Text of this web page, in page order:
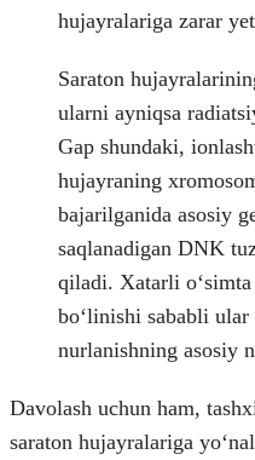
hujayralariga zarar
Saraton
ularni ayniqsa
Gap shundaki,
hujayraning
bajarilganida asosiy
saqlanadigan DNK
qiladi. Xatarli
boʻlinishi sababli
nurlanishning asosiy
Davolash uchun ham,
saraton hujayralariga